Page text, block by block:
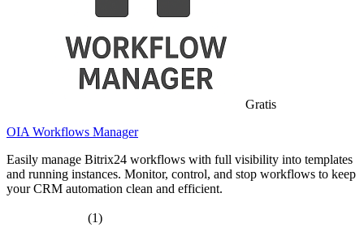
Gratis
OIA Workflows Manager
Easily manage Bitrix24 workflows with full visibility into templates
and running instances. Monitor, control, and stop workflows to keep
your CRM automation clean and efficient.
(1)